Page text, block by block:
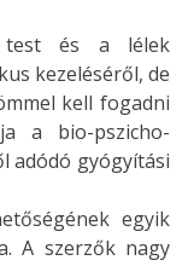
és a lélek
kezeléséről, de
kell fogadni
a bio-pszicho-
adódó gyógyítási
egyik
A szerzők nagy